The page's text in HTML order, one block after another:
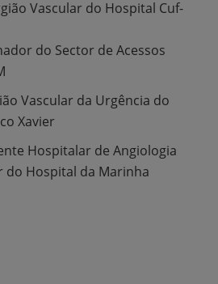
Vascular do Hospital Cuf-
Sector de Acessos
Vascular da Urgência do
Xavier
Hospitalar de Angiologia
do Hospital da Marinha